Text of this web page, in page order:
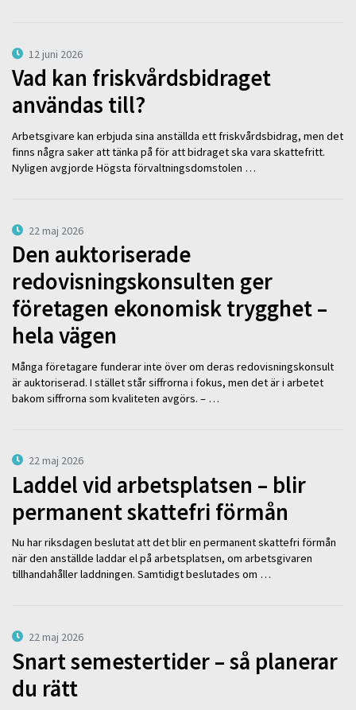
12 juni 2026
Vad kan friskvårdsbidraget
användas till?
Arbetsgivare kan erbjuda sina anställda ett friskvårdsbidrag, men det
finns några saker att tänka på för att bidraget ska vara skattefritt.
Nyligen avgjorde Högsta förvaltningsdomstolen …
22 maj 2026
Den auktoriserade
redovisningskonsulten ger
företagen ekonomisk trygghet –
hela vägen
Många företagare funderar inte över om deras redovisningskonsult
är auktoriserad. I stället står siffrorna i fokus, men det är i arbetet
bakom siffrorna som kvaliteten avgörs. – …
22 maj 2026
Laddel vid arbetsplatsen – blir
permanent skattefri förmån
Nu har riksdagen beslutat att det blir en permanent skattefri förmån
när den anställde laddar el på arbetsplatsen, om arbetsgivaren
tillhandahåller laddningen. Samtidigt beslutades om …
22 maj 2026
Snart semestertider – så planerar
du rätt